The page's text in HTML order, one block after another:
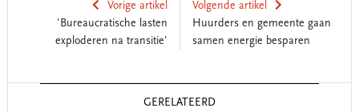
Vorige artikel
'Bureaucratische lasten
exploderen na transitie'
Volgende artikel
Huurders en gemeente gaan
samen energie besparen
GERELATEERD